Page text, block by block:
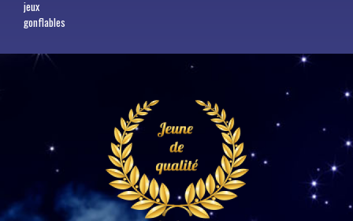
jeux
gonflables